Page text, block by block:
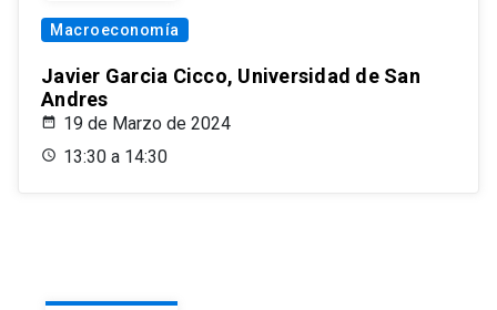
Macroeconomía
Javier Garcia Cicco, Universidad de San
Andres
19 de Marzo de 2024
13:30 a 14:30